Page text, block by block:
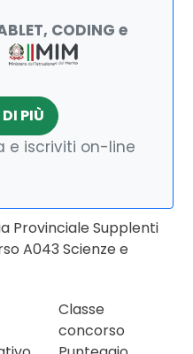
CODING e
PIÙ
e iscriviti on-line
Provinciale Supplenti
A043 Scienze e
Classe
concorso